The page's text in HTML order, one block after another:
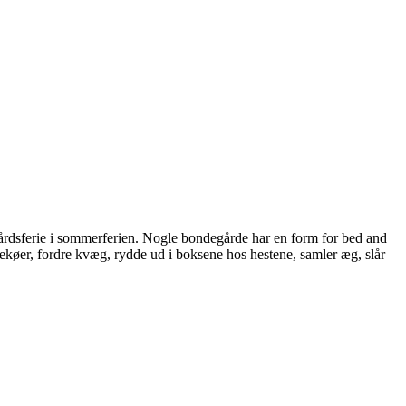
i sommerferien. Nogle bondegårde har en form for bed and
fordre kvæg, rydde ud i boksene hos hestene, samler æg, slår